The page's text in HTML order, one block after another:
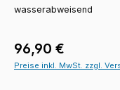
wasserabweisend
Regulärer Preis:
96,90 €
Preise inkl. MwSt. zzgl.